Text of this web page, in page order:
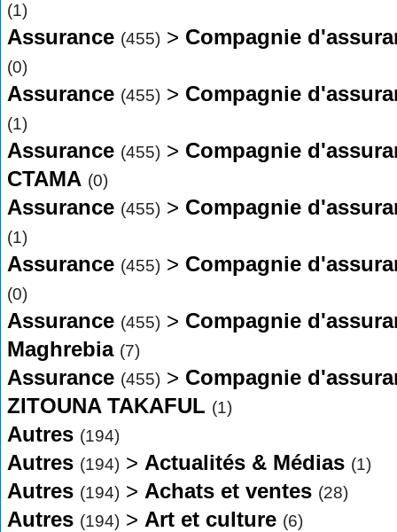
(1)
Assurance (455) > Compagnie
(0)
Assurance (455) > Compagnie
(1)
Assurance (455) > Compagnie
CTAMA (0)
Assurance (455) > Compagnie
(1)
Assurance (455) > Compagnie
(0)
Assurance (455) > Compagnie
Maghrebia (7)
Assurance (455) > Compagnie
ZITOUNA TAKAFUL (1)
Autres (194)
Autres (194) > Actualités & Médias (1)
Autres (194) > Achats et ventes (28)
Autres (194) > Art et culture (6)